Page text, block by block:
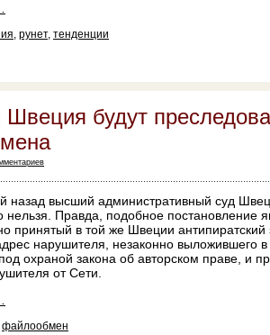
, рунет, тенденции
Швеция будут
назад высший административный суд
нельзя. Правда, подобное
принятый в той же Швеции
нарушителя, незаконно
охраной закона об авторском праве, и
от Сети.
файлообмен